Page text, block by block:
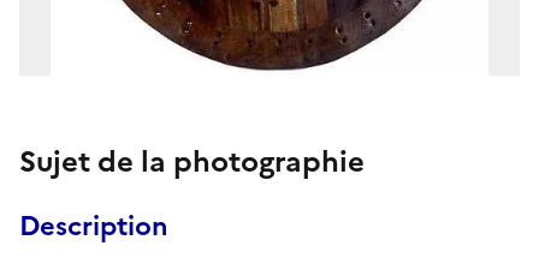
Sujet de la photographie
Description